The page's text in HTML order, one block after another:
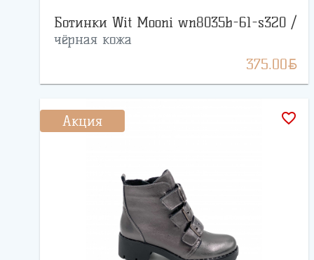
Ботинки Wit Mooni wn8035b-61-s320 /
чёрная кожа
375.00BYN
Акция favorite_border